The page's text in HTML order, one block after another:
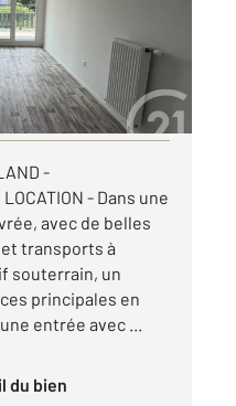
-
- Dans une
avec de belles
transports à
souterrain, un
principales en
entrée avec ...
du bien